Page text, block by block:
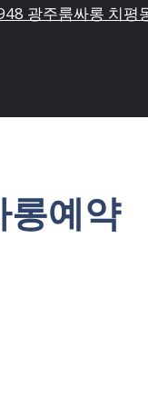
광주룸싸롱 치평
롱예약